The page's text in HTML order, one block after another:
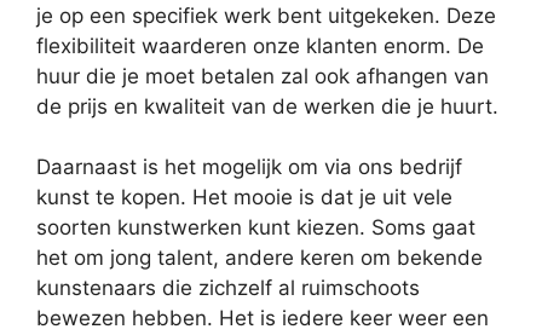
je op een specifiek werk bent uitgekeken. Deze
flexibiliteit waarderen onze klanten enorm. De
huur die je moet betalen zal ook afhangen van
de prijs en kwaliteit van de werken die je huurt.
Daarnaast is het mogelijk om via ons bedrijf
kunst te kopen. Het mooie is dat je uit vele
soorten kunstwerken kunt kiezen. Soms gaat
het om jong talent, andere keren om bekende
kunstenaars die zichzelf al ruimschoots
bewezen hebben. Het is iedere keer weer een